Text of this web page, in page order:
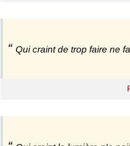
Qui craint de trop faire ne